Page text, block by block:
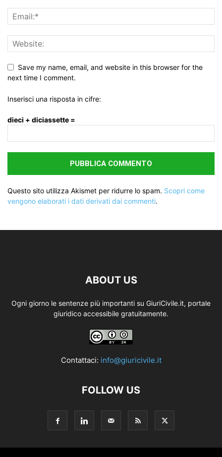
Save my name, email, and website in this browser for the
next time I comment.
Inserisci una risposta in cifre:
dieci + diciassette =
Questo sito utilizza Akismet per ridurre lo spam. Scopri come
vengono elaborati i dati derivati dai commenti.
ABOUT US
Ogni giorno le sentenze più importanti su GiuriCivile.it, portale
giuridico accessibile gratuitamente.
Contattaci: info@giuricivile.it
FOLLOW US